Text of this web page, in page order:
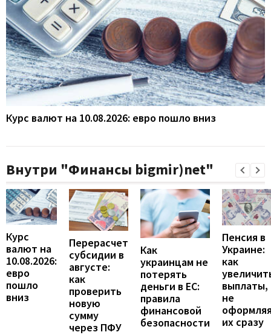
Курс валют на 10.08.2026: евро пошло вниз
Внутри "Финансы bigmir)net"
Курс
валют на
10.08.2026:
евро
пошло
вниз
Перерасчет
субсидии в
августе:
как
проверить
новую
сумму
через ПФУ
Как
украинцам не
потерять
деньги в ЕС:
правила
финансовой
безопасности
Пенсия в
Украине:
как
выплаты,
не
их сразу